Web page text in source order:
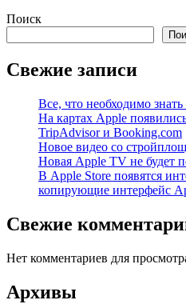
Поиск
Свежие записи
Все, что необходимо
На картах Apple
TripAdvisor и Booking.com
Новое видео со
Новая Apple TV не будет
В Apple Store появятся
копирующие интерфейс
Свежие
Нет комментариев для
Архивы